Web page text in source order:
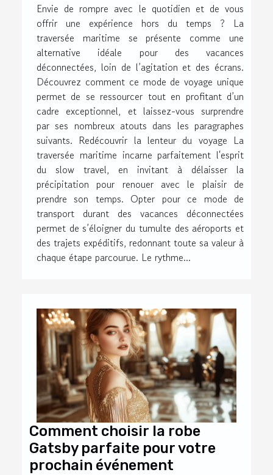
Envie de rompre avec le quotidien et de vous
offrir une expérience hors du temps ? La
traversée maritime se présente comme une
alternative idéale pour des vacances
déconnectées, loin de l’agitation et des écrans.
Découvrez comment ce mode de voyage unique
permet de se ressourcer tout en profitant d’un
cadre exceptionnel, et laissez-vous surprendre
par ses nombreux atouts dans les paragraphes
suivants. Redécouvrir la lenteur du voyage La
traversée maritime incarne parfaitement l'esprit
du slow travel, en invitant à délaisser la
précipitation pour renouer avec le plaisir de
prendre son temps. Opter pour ce mode de
transport durant des vacances déconnectées
permet de s’éloigner du tumulte des aéroports et
des trajets expéditifs, redonnant toute sa valeur à
chaque étape parcourue. Le rythme...
Comment choisir la robe
Gatsby parfaite pour votre
prochain événement